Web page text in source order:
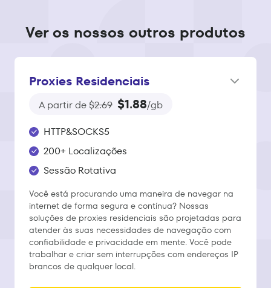
Ver os nossos outros produtos
Proxies Residenciais
A partir de$2.69 $1.88/gb
HTTP&SOCKS5
200+ Localizações
Sessão Rotativa
Você está procurando uma maneira de navegar na
internet de forma segura e contínua? Nossas
soluções de proxies residenciais são projetadas para
atender às suas necessidades de navegação com
confiabilidade e privacidade em mente. Você pode
trabalhar e criar sem interrupções com endereços IP
brancos de qualquer local.